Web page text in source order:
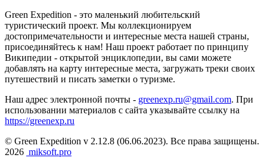
Green Expedition - это маленький любительский
туристический проект. Мы коллекционируем
достопримечательности и интересные места нашей страны,
присоединяйтесь к нам! Наш проект работает по принципу
Википедии - открытой энциклопедии, вы сами можете
добавлять на карту интересные места, загружать треки своих
путешествий и писать заметки о туризме.
Наш адрес электронной почты - greenexp.ru@gmail.com. При
использовании материалов с сайта указывайте ссылку на
https://greenexp.ru
© Green Expedition v 2.12.8 (06.06.2023). Все права защищены.
2026 miksoft.pro